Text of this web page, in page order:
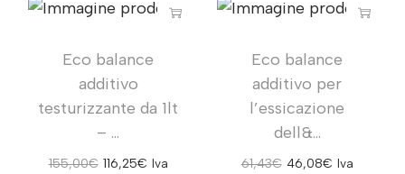
Eco balance
additivo
testurizzante da 1lt
– ...
155,00€ 116,25€ Iva
Eco balance
additivo per
l’essicazione
dell&...
61,43€ 46,08€ Iva